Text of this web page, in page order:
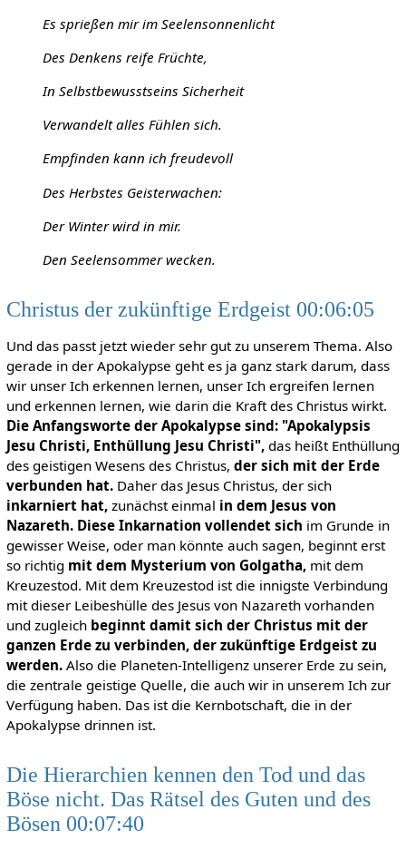
Es sprießen mir im Seelensonnenlicht
Des Denkens reife Früchte,
In Selbstbewusstseins Sicherheit
Verwandelt alles Fühlen sich.
Empfinden kann ich freudevoll
Des Herbstes Geisterwachen:
Der Winter wird in mir.
Den Seelensommer wecken.
Christus der zukünftige Erdgeist 00:06:05
Und das passt jetzt wieder sehr gut zu unserem Thema. Also
gerade in der Apokalypse geht es ja ganz stark darum, dass
wir unser Ich erkennen lernen, unser Ich ergreifen lernen
und erkennen lernen, wie darin die Kraft des Christus wirkt.
Die Anfangsworte der Apokalypse sind: "Apokalypsis
Jesu Christi, Enthüllung Jesu Christi",das heißt Enthüllung
des geistigen Wesens des Christus, der sich mit der Erde
verbunden hat.Daher das Jesus Christus, der sich
inkarniert hat,zunächst einmal in dem Jesus von
Nazareth. Diese Inkarnation vollendet sich im Grunde in
gewisser Weise, oder man könnte auch sagen, beginnt erst
so richtig mit dem Mysterium von Golgatha,mit dem
Kreuzestod. Mit dem Kreuzestod ist die innigste Verbindung
mit dieser Leibeshülle des Jesus von Nazareth vorhanden
und zugleich beginnt damit sich der Christus mit der
ganzen Erde zu verbinden, der zukünftige Erdgeist zu
werden.Also die Planeten-Intelligenz unserer Erde zu sein,
die zentrale geistige Quelle, die auch wir in unserem Ich zur
Verfügung haben. Das ist die Kernbotschaft, die in der
Apokalypse drinnen ist.
Die Hierarchien kennen den Tod und das
Böse nicht. Das Rätsel des Guten und des
Bösen 00:07:40